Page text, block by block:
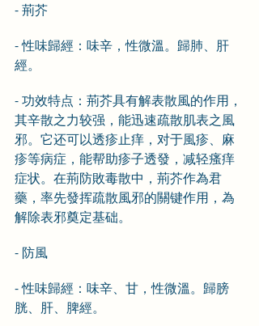
- 荊芥
- 性味歸經：味辛，性微溫。歸肺、肝
經。
- 功效特点：荊芥具有解表散風的作用，
其辛散之力较强，能迅速疏散肌表之風
邪。它还可以透疹止痒，对于風疹、麻
疹等病症，能帮助疹子透發，减轻瘙痒
症状。在荊防敗毒散中，荊芥作為君
藥，率先發挥疏散風邪的關键作用，為
解除表邪奠定基础。
- 防風
- 性味歸經：味辛、甘，性微溫。歸膀
胱、肝、脾經。